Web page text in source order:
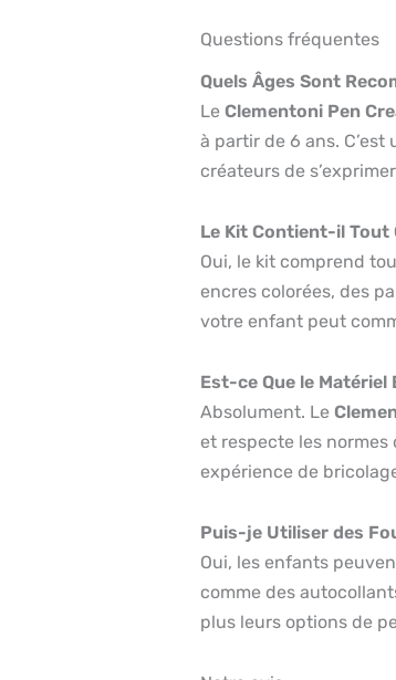
Questions fréquentes
Quels Âges Sont
Le Clementoni Pen
à partir de 6 ans.
créateurs de
Le Kit Contient-il Tout
Oui, le kit comprend
encres colorées, des
votre enfant peut
Est-ce Que le
Absolument. Le
et respecte les
expérience de
Puis-je Utiliser des
Oui, les enfants
comme des
plus leurs options de